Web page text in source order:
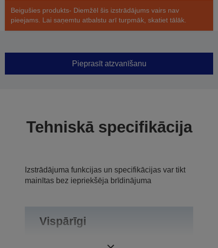
Beigušies produkts- Diemžēl šis izstrādājums vairs nav
pieejams. Lai saņemtu atbalstu arī turpmāk, skatiet tālāk.
Pieprasīt atzvanīšanu
Tehniskā specifikācija
Izstrādājuma funkcijas un specifikācijas var tikt
mainītas bez iepriekšēja brīdinājuma
Vispārīgi